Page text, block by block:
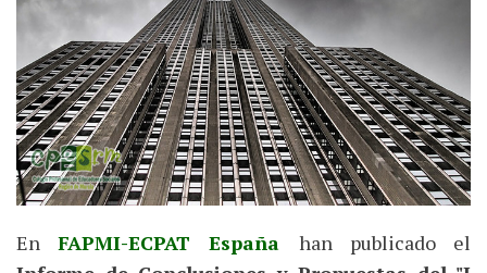
EnFAPMI-ECPAT España han publicado el